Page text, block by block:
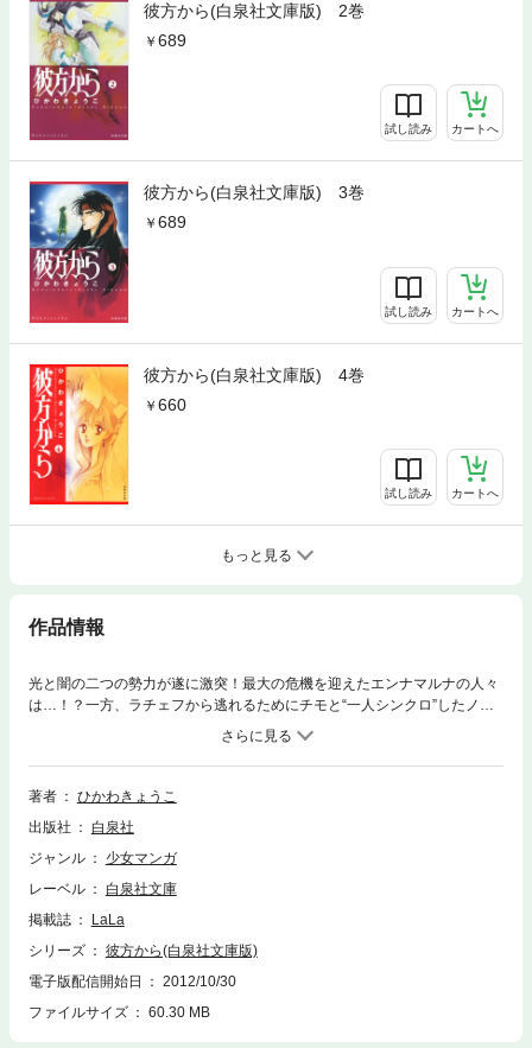
彼方から(白泉社文庫版) 2巻
689
試し読み カートへ
彼方から(白泉社文庫版) 3巻
689
試し読み カートへ
彼方から(白泉社文庫版) 4巻
660
試し読み カートへ
もっと見る
作品情報
光と闇の二つの勢力が遂に激突！最大の危機を迎えたエンナマルナの人々
は…！？一方、ラチェフから逃れるためにチモと“一人シンクロ”したノリ
コは力を使い果たし倒れてしまう。イザークはすべての決着をつけるた
め、独り元凶の住処へと向かうが――！？感動の最終巻！！
著者
ひかわきょうこ
出版社
白泉社
ジャンル
少女マンガ
レーベル
白泉社文庫
掲載誌
LaLa
シリーズ
彼方から(白泉社文庫版)
電子版配信開始日
2012/10/30
ファイルサイズ
60.30 MB